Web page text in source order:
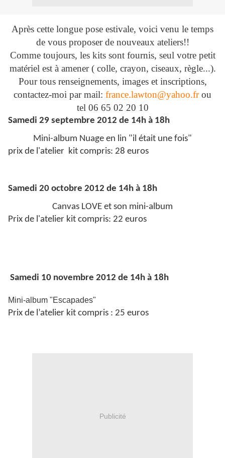
Après cette longue pose estivale, voici venu le temps
de vous proposer de nouveaux ateliers!!
Comme toujours, les kits sont fournis, seul votre petit
matériel est à amener ( colle, crayon, ciseaux, règle...).
Pour tous renseignements, images et inscriptions,
contactez-moi par mail: france.lawton@yahoo.frou
tel 06 65 02 20 10
Samedi 29 septembre 2012 de 14h à 18h
Mini-album Nuage en lin "il était une fois"
prix de l'atelier kit compris: 28 euros
Samedi 20 octobre 2012 de 14h à 18h
Canvas LOVE et son mini-album
Prix de l'atelier kit compris: 22 euros
Samedi 10 novembre 2012 de 14h à 18h
Mini-album "Escapades"
Prix de l’atelier kit compris : 25 euros
Publicité